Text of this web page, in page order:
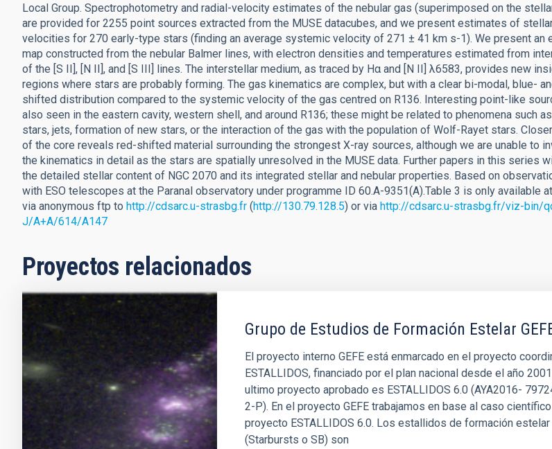
Local Group. Spectrophotometry and radial-velocity estimates of the nebular gas (superimposed on the
are provided for 2255 point sources extracted from the MUSE datacubes, and we present estimates of
velocities for 270 early-type stars (finding an average systemic velocity of 271 ± 41 km s-1). We present an
map constructed from the nebular Balmer lines, with electron densities and temperatures estimated from
of the [S II], [N II], and [S III] lines. The interstellar medium, as traced by Hα and [N II] λ6583, provides new
regions where stars are probably forming. The gas kinematics are complex, but with a clear bi-modal, blue-
shifted distribution compared to the systemic velocity of the gas centred on R136. Interesting point-like
also seen in the eastern cavity, western shell, and around R136; these might be related to phenomena such
stars, jets, formation of new stars, or the interaction of the gas with the population of Wolf-Rayet stars.
of the core reveals red-shifted material surrounding the strongest X-ray sources, although we are unable to
the kinematics in detail as the stars are spatially unresolved in the MUSE data. Further papers in this series
the detailed stellar content of NGC 2070 and its integrated stellar and nebular properties. Based on
with ESO telescopes at the Paranal observatory under programme ID 60.A-9351(A).Table 3 is only available
via anonymous ftp to http://cdsarc.u-strasbg.fr (http://130.79.128.5) or via http://cdsarc.u-strasbg.fr/viz-bin/
J/A+A/614/A147
Proyectos relacionados
Grupo de Estudios de Formación Estelar
El proyecto interno GEFE está enmarcado en el proyecto
ESTALLIDOS, financiado por el plan nacional desde el año
ultimo proyecto aprobado es ESTALLIDOS 6.0 (AYA2016-
2-P). En el proyecto GEFE trabajamos en base al caso
proyecto ESTALLIDOS 6.0. Los estallidos de formación estelar
(Starbursts o SB) son